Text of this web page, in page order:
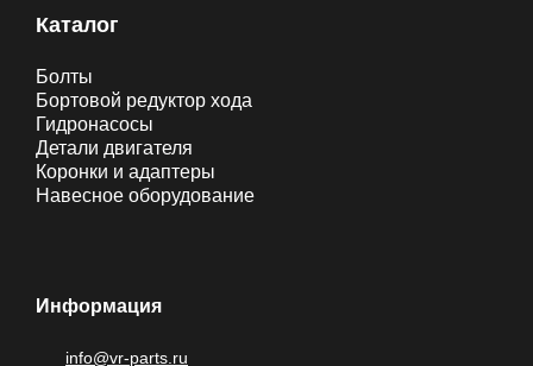
Каталог
Болты
Бортовой редуктор хода
Гидронасосы
Детали двигателя
Коронки и адаптеры
Навесное оборудование
Информация
info@vr-parts.ru